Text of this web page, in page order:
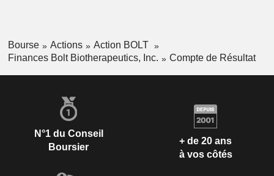
Bourse Actions
Action BOLT
Finances Bolt Biotherapeutics, Inc.
Compte de Résultat
N°1 du Conseil
Boursier
+ de 20 ans
à vos côtés